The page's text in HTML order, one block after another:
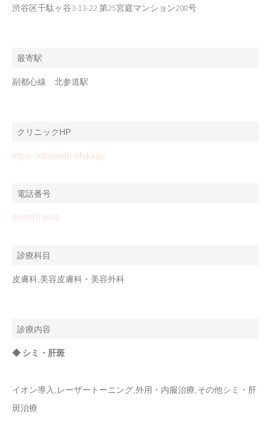
渋谷区千駄ヶ谷3-13-22 第25宮庭マンション208号
最寄駅
副都心線 北参道駅
クリニックHP
https://kitasando-hifuka.jp/
電話番号
03-6910-5550
診療科目
皮膚科,美容皮膚科・美容外科
診療内容
◆ シミ・肝斑
イオン導入,レーザートーニング,外用・内服治療,その他シミ・肝
斑治療